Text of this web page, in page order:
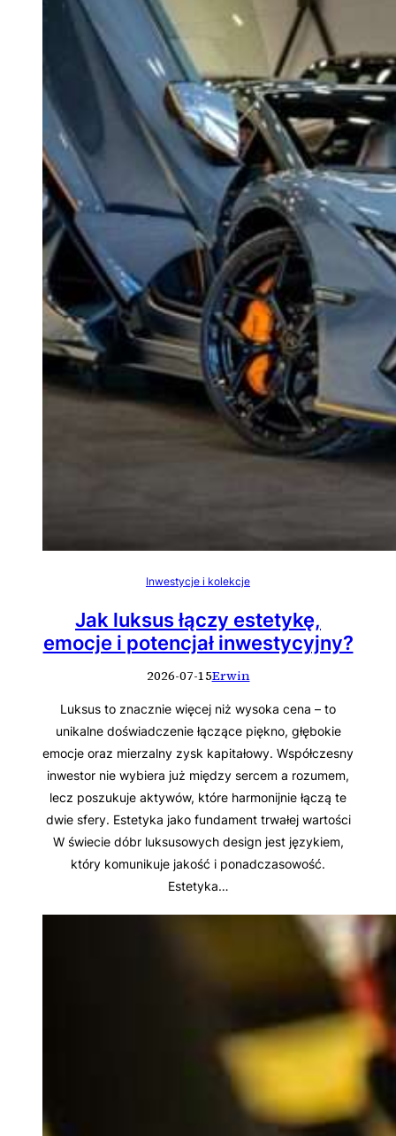
Inwestycje i kolekcje
Jak luksus łączy estetykę,
emocje i potencjał inwestycyjny?
2026-07-15Erwin
Luksus to znacznie więcej niż wysoka cena – to
unikalne doświadczenie łączące piękno, głębokie
emocje oraz mierzalny zysk kapitałowy. Współczesny
inwestor nie wybiera już między sercem a rozumem,
lecz poszukuje aktywów, które harmonijnie łączą te
dwie sfery. Estetyka jako fundament trwałej wartości
W świecie dóbr luksusowych design jest językiem,
który komunikuje jakość i ponadczasowość.
Estetyka…